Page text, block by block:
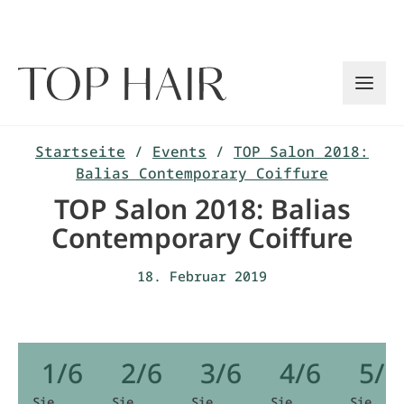
Startseite / Events / TOP Salon 2018:
Balias Contemporary Coiffure
TOP Salon 2018: Balias
Contemporary Coiffure
18. Februar 2019
1/6 2/6 3/6 4/6 5/6